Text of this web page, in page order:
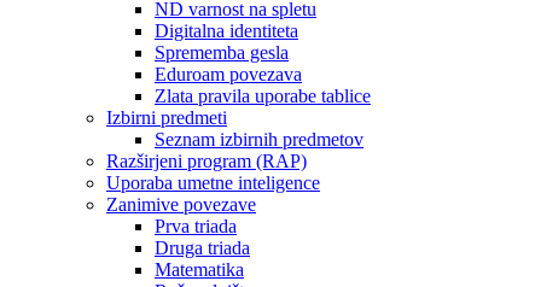
ND varnost na spletu
Digitalna identiteta
Sprememba gesla
Eduroam povezava
Zlata pravila uporabe tablice
Izbirni predmeti
Seznam izbirnih predmetov
Razširjeni program (RAP)
Uporaba umetne inteligence
Zanimive povezave
Prva triada
Druga triada
Matematika